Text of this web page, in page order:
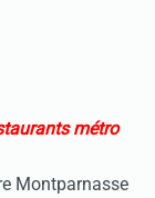
métro
Montparnasse